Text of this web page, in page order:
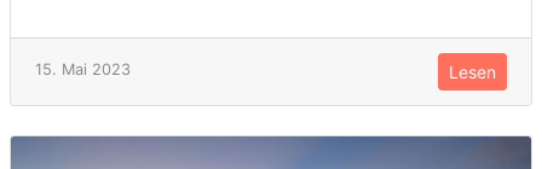
15. Mai 2023 Lesen